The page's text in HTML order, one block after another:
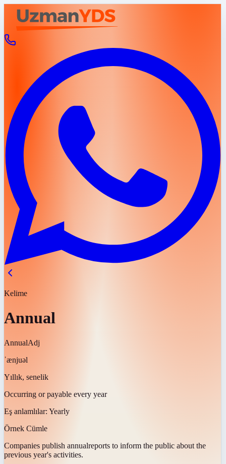
Kelime
Annual
AnnualAdj
ˈænjuəl
Yıllık, senelik
Occurring or payable every year
Eş anlamlılar: Yearly
Örnek Cümle
Companies publish annualreports to inform the public about the
previous year's activities.